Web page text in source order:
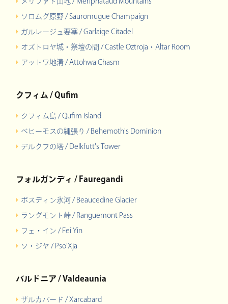
ソロムグ原野 / Sauromugue Champaign
ガルレージュ要塞 / Garlaige Citadel
オズトロヤ城・祭壇の間 / Castle Oztroja・Altar Room
アットワ地溝 / Attohwa Chasm
クフィム / Qufim
クフィム島 / Qufim Island
ベヒーモスの縄張り / Behemoth's Dominion
デルクフの塔 / Delkfutt's Tower
フォルガンディ / Fauregandi
ボスディン氷河 / Beaucedine Glacier
ラングモント峠 / Ranguemont Pass
フェ・イン / Fei'Yin
ソ・ジヤ / Pso'Xja
バルドニア / Valdeaunia
ザルカバード / Xarcabard